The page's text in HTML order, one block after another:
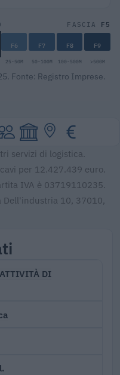
FASCIA F5
F6 F7 F8 F9
25-50M 50-100M 100-500M >500M
Fonte: Registro Imprese.
servizi di logistica.
per 12.427.439 euro.
IVA è 03719110235.
Dell'industria 10, 37010,
DI